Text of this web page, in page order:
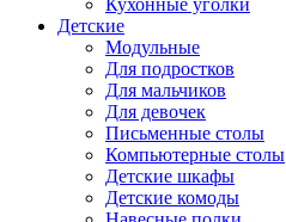
Кухонные уголки
Детские
Модульные
Для подростков
Для мальчиков
Для девочек
Письменные столы
Компьютерные столы
Детские шкафы
Детские комоды